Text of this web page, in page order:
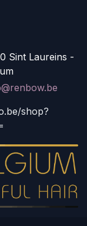
Sint Laureins -
shop?